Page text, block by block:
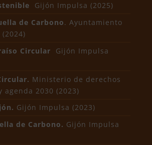
Gijón Impulsa (2025)
de Carbono. Ayuntamiento
Circular
Gijón Impulsa
Ministerio de derechos
agenda 2030 (2023)
Gijón Impulsa (2023)
de Carbono. Gijón Impulsa